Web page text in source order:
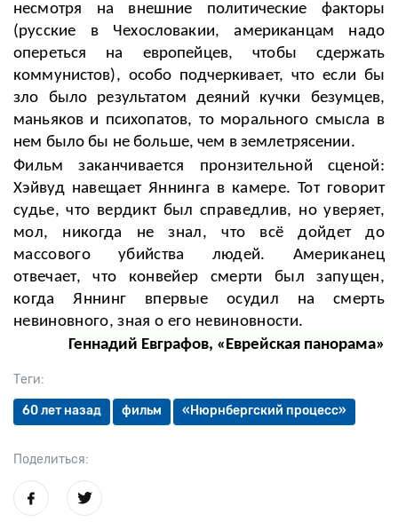
Теги:
60 лет назад фильм «Нюрнбергский процесс»
Поделиться:
несмотря на внешние политические факторы
(русские в Чехословакии, американцам надо
опереться на европейцев, чтобы сдержать
коммунистов), особо подчеркивает, что если бы
зло было результатом деяний кучки безумцев,
маньяков и психопатов, то морального смысла в
нем было бы не больше, чем в землетрясении.
Фильм заканчивается пронзительной сценой:
Хэйвуд навещает Яннинга в камере. Тот говорит
судье, что вердикт был справедлив, но уверяет,
мол, никогда не знал, что всё дойдет до
массового убийства людей. Американец
отвечает, что конвейер смерти был запущен,
когда Яннинг впервые осудил на смерть
невиновного, зная о его невиновности.
Геннадий Евграфов, «Еврейская панорама»